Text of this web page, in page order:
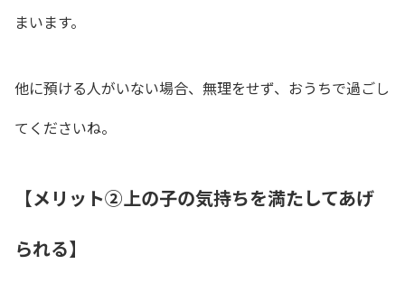
まいます。
他に預ける人がいない場合、無理をせず、おうちで過ごし
てくださいね。
【メリット②上の子の気持ちを満たしてあげ
られる】